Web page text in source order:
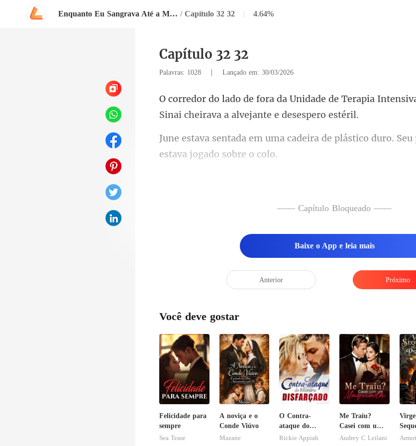
Enquanto Eu Sangrava Até a Morte, Ele Acendia Lanternas Para Ela / Capítulo 32 32 | 4.64%
Capítulo 32 32
Palavras: 1028 | Lançado em: 30/03/2026
Terapia
Sinai
a de plástico duro. Seu
—— Capítulo Bloqueado ——
Baixe o App e leia mais
Anterior Próximo
Você deve gostar
Felicidade para
sempre
Sea Tease
A noviça e o
Conde Viúvo
Mazane
O Contra-
ataque do
Bilionário
Rickie Appiah
Me Traiu?
Casei com um
Magnata
Audrey C Leilani
pelo